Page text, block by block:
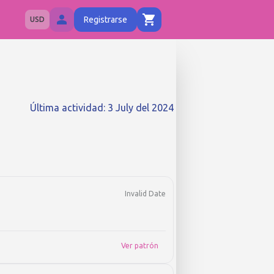
USD Registrarse
Última actividad : 3 July del 2024
Invalid Date
Ver patrón